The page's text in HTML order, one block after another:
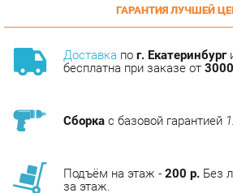
пог. Екатеринбурги
бесплатна при заказе от30000
с базовой гарантией
Подъём на этаж -200 р.Без
АНАЛОГИ